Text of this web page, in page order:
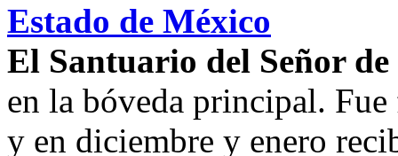
Estado de México
El Santuario del Señor
en la bóveda principal.
y en diciembre y enero